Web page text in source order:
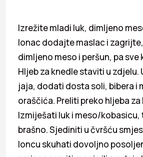
Izrežite mladi luk, dimljeno
lonac dodajte maslac i
dimljeno meso i peršun, pa sve
Hljeb za knedle staviti u zdjelu.
jaja, dodati dosta soli, bibera i
oraščića. Preliti preko hljeba za
Izmiješati luk i meso/
brašno. Sjediniti u čvršću
loncu skuhati dovoljno